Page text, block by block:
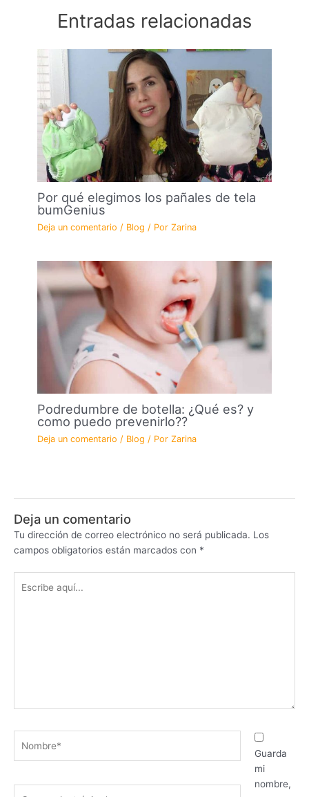
Entradas relacionadas
Por qué elegimos los pañales de tela
bumGenius
Deja un comentario / Blog / PorZarina
Podredumbre de botella: ¿Qué es? y
como puedo prevenirlo??
Deja un comentario / Blog / PorZarina
Deja un comentario
Tu dirección de correo electrónico no será publicada. Los
campos obligatorios están marcados con *
aquí...
Guarda
mi
nombre,